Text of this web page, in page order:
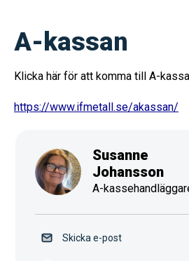
A-kassan
Klicka här för att komma till A-
https://www.ifmetall.se/akassan/
Susanne
Johansson
A-
Skicka e-post